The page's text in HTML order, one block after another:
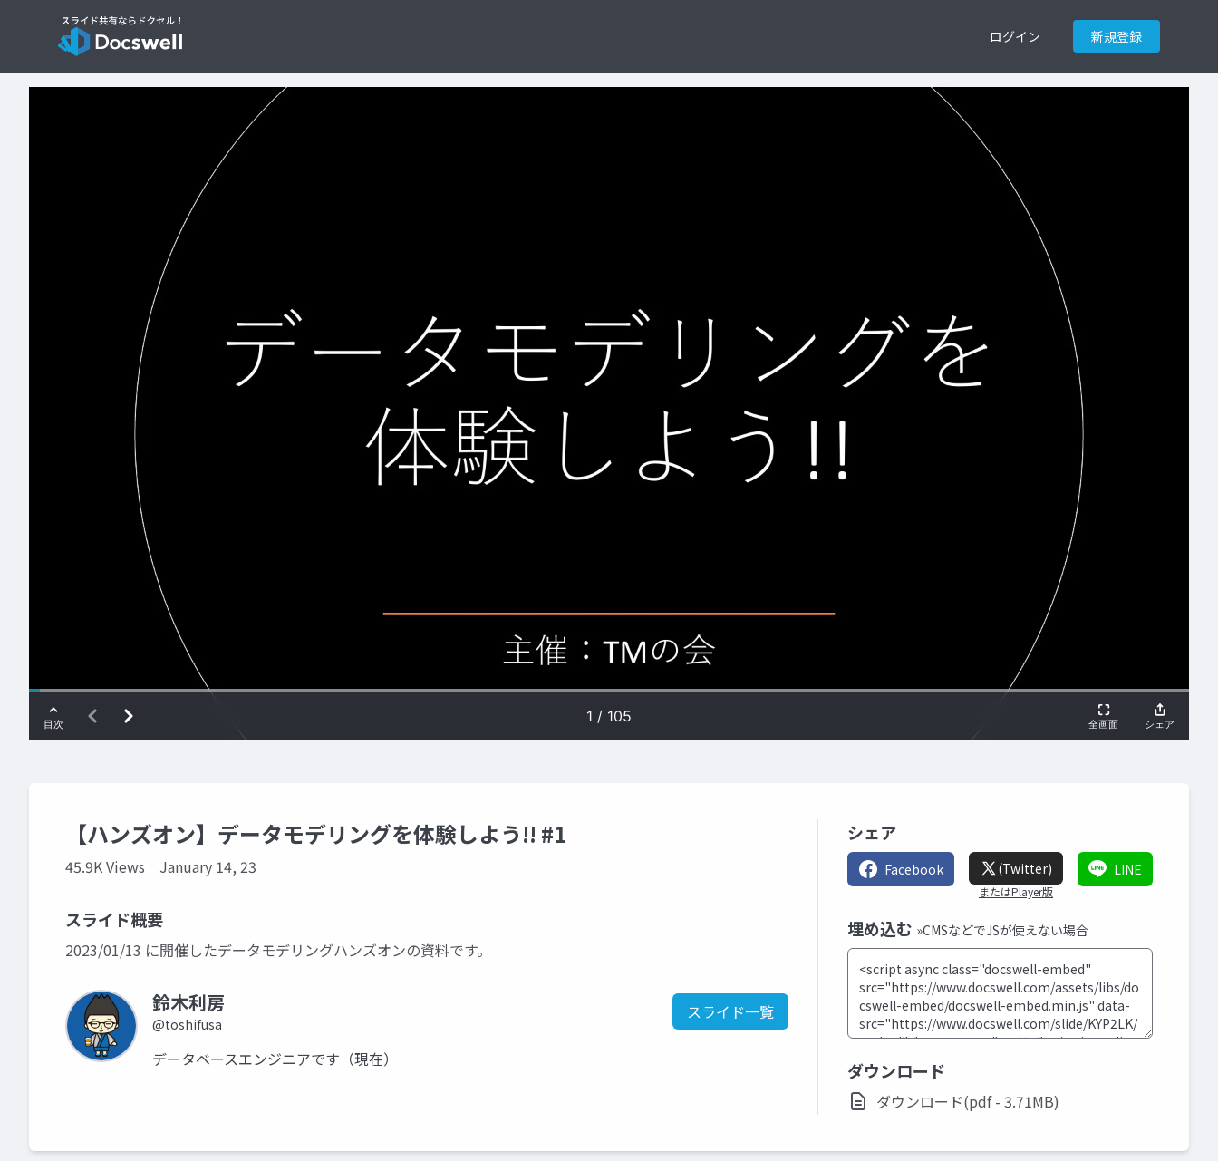
ログイン 新規登録
【ハンズオン】データモデリングを体験しよう!! #1
45.9K Views January 14, 23
スライド概要
2023/01/13 に開催したデータモデリングハンズオンの資料です。
鈴木利房
@toshifusa
スライド一覧
データベースエンジニアです（現在）
シェア
Facebook (Twitter)
またはPlayer版
LINE
埋め込む »CMSなどでJSが使えない場合
ダウンロード
ダウンロード(pdf - 3.71MB)